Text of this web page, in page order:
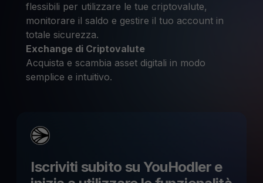
flessibili per utilizzare le tue criptovalute,
monitorare il saldo e gestire il tuo account in
totale sicurezza.
Exchange di Criptovalute
Acquista e scambia asset digitali in modo
semplice e intuitivo.
Iscriviti subito su YouHodler e